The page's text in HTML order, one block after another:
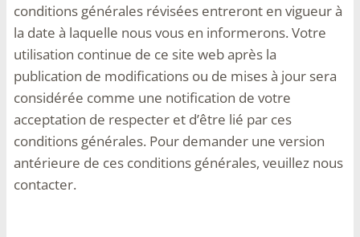
conditions générales révisées entreront en vigueur à
la date à laquelle nous vous en informerons. Votre
utilisation continue de ce site web après la
publication de modifications ou de mises à jour sera
considérée comme une notification de votre
acceptation de respecter et d’être lié par ces
conditions générales. Pour demander une version
antérieure de ces conditions générales, veuillez nous
contacter.